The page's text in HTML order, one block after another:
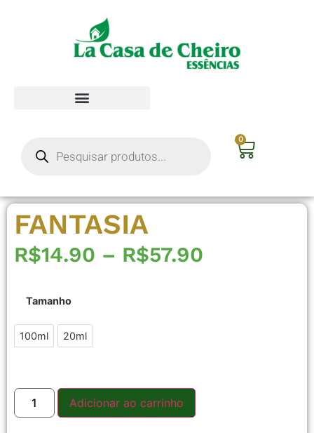
0
FANTASIA
R$14.90 – R$57.90
Tamanho
100ml 20ml
Adicionar ao carrinho